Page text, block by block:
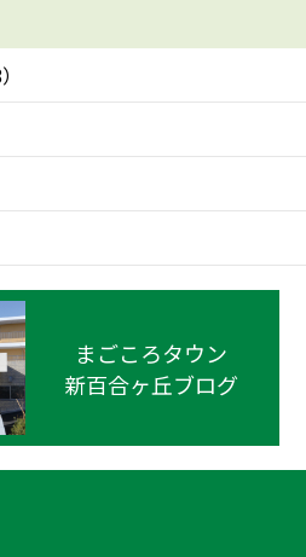
）
まごころタウン
新百合ヶ丘ブログ